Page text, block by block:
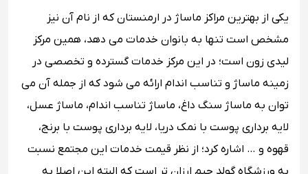
یکی از بهترین مراکز ماساژ در ارمنستان که از نام آن نیز
مشخص است تنها به بانوان خدمات می دهد، همین مرکز
لیدی زون است؛ در این مرکز خدمات گسترده و تخصصی در
زمینه ماساژ و تناسب اندام ارائه می شود که از جمله آن می
توان به ماساژ سنگ داغ، ماساژ تناسب اندام، ماساژ عسل،
لایه برداری پوست با نمک دریا، لایه برداری پوست با برنج،
قهوه و … اشاره کرد؛ از نظر قیمت خدمات این مجتمع نسبت
به ورزشگاه گولد جیم ارزان تر است که البته این اصلا به